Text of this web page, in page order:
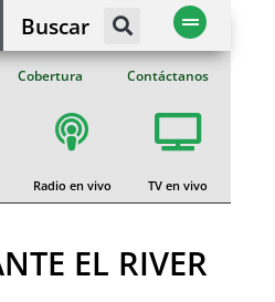
Buscar
Cobertura Contáctanos
Radio en vivo TV en vivo
EL RIVER